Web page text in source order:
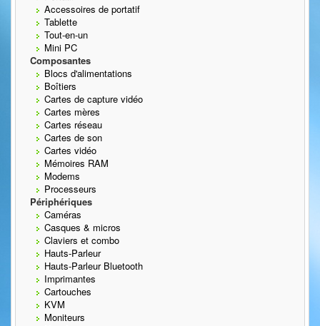
Accessoires de portatif
Tablette
Tout-en-un
Mini PC
Composantes
Blocs d'alimentations
Boîtiers
Cartes de capture vidéo
Cartes mères
Cartes réseau
Cartes de son
Cartes vidéo
Mémoires RAM
Modems
Processeurs
Périphériques
Caméras
Casques & micros
Claviers et combo
Hauts-Parleur
Hauts-Parleur Bluetooth
Imprimantes
Cartouches
KVM
Moniteurs